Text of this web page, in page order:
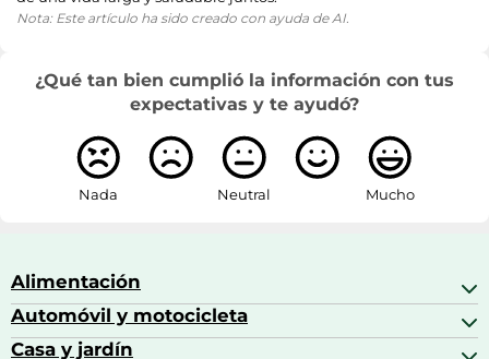
Nota: Este artículo ha sido creado con ayuda de AI.
¿Qué tan bien cumplió la información con tus
expectativas y te ayudó?
Nada Neutral Mucho
Alimentación
Bebidas
Bebidas espirituosas
Automóvil y motocicleta
Accesorios para coche
Casa y jardín